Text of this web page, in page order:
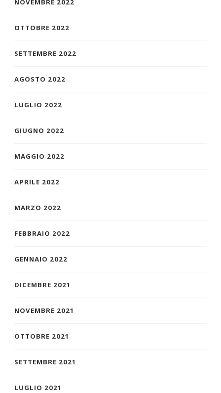
NOVEMBRE 2022
OTTOBRE 2022
SETTEMBRE 2022
AGOSTO 2022
LUGLIO 2022
GIUGNO 2022
MAGGIO 2022
APRILE 2022
MARZO 2022
FEBBRAIO 2022
GENNAIO 2022
DICEMBRE 2021
NOVEMBRE 2021
OTTOBRE 2021
SETTEMBRE 2021
LUGLIO 2021